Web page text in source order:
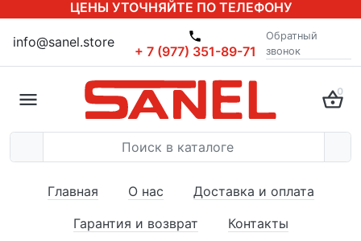
ЦЕНЫ УТОЧНЯЙТЕ ПО ТЕЛЕФОНУ
info@sanel.store
+ 7 (977) 351-89-71
Обратный
звонок
0
Главная О нас
Доставка и оплата
Гарантия и возврат
Контакты